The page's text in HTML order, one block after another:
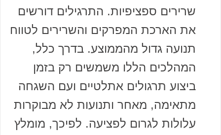
שרירים ספציפיות. התרגילים דורשים
את הארכת המפרקים והשרירים לטווח
תנועה גדול מהממוצע. בדרך כלל,
המהלכים הללו משמשים רק בזמן
ביצוע תרגולים אתלטיים ועם השגחה
מתאימה, מאחר ותנועות לא מבוקרות
עלולות לגרום לפציעה. לפיכך, מומלץ